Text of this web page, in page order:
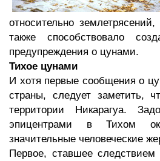
относительно
также способствовало
предупреждения о цунами.
Тихое цунами
И хотя первые сообщения о
страны, следует заметить,
территории Никарагуа.
эпицентрами в Тихом
значительные человеческие
Первое, ставшее